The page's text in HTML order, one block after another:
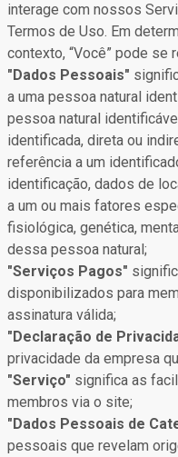
interage com nossos
Termos de Uso. Em
contexto, “Você” pode se
"Dados Pessoais"
a uma pessoa natural
pessoa natural
identificada, direta ou
referência a um
identificação, dados de
a um ou mais fatores
fisiológica, genética,
dessa pessoa natural;
"Serviços Pagos"
disponibilizados para
assinatura válida;
"Declaração de
privacidade da empresa
"Serviço" significa as
membros via o site;
"Dados Pessoais de
pessoais que revelam